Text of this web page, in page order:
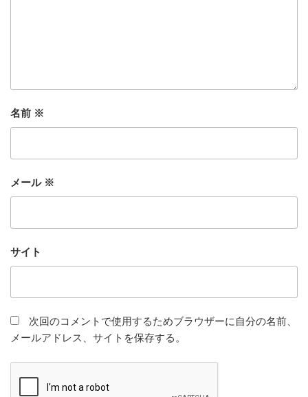
名前 ※
メール ※
サイト
次回のコメントで使用するためブラウザーに自分の名前、
メールアドレス、サイトを保存する。